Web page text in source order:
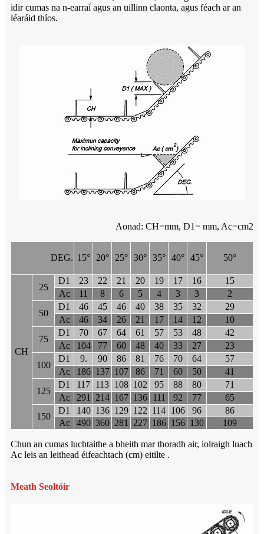
idir cumas na n-earraí agus an uillinn claonta, agus féach ar an
léaráid thíos.
Aonad: CH=mm, D1= mm, Ac=cm2
DEG. 15° 20° 25° 30° 35° 40° 45° 50°
CH
25
D1 23 22 21 20 19 17 16
15
Ac
11 8 6 5 4 3 3
2
50
D1 46 45 46 40 38 35 32
29
Ac
46 34 26 21 17 14 12
10
75
D1 70 67 64 61 57 53 48
42
Ac
104 77 60 48 40 33 27
23
100
D1 9. 90 86 81 76 70 64
57
Ac
186 137 107 86 71 60 50
41
125
D1 117 113 108 102 95 88 80
71
Ac
291 214 167 136 111 92 77
65
150
D1 140 136 129 122 114 106 96
86
Ac
490 360 281 227 186 156 130 109
Chun an cumas luchtaithe a bheith mar thoradh air, iolraigh luach
Ac leis an leithead éifeachtach (cm) eitilte .
Meath Seoltóir